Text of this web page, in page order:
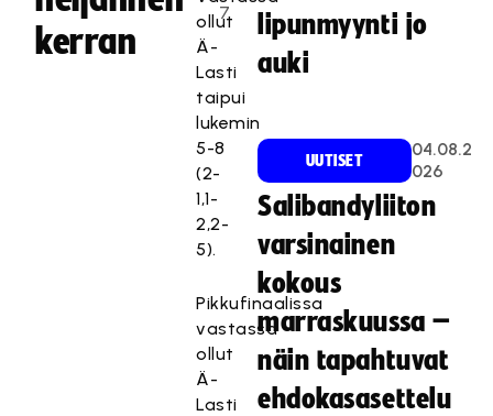
kerran
7
ollut
Ä-
Lasti
taipui
lukemin
5-8
(2-
1,1-
2,2-
5).
Pikkufinaalissa
vastassa
ollut
Ä-
Lasti
lipunmyynti jo
auki
UUTISET
04.08.2
026
Salibandyliiton
varsinainen
kokous
marraskuussa –
näin tapahtuvat
ehdokasasettelu